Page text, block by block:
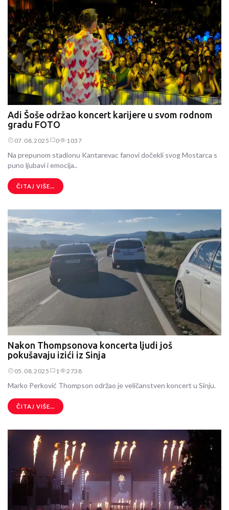
Adi Šoše održao koncert karijere u svom rodnom
gradu FOTO
07.08.2025 0 1037
Na prepunom stadionu Kantarevac fanovi dočekli svog Mostarca s
puno ljubavi i emocija..
ČITAJ VIŠE...
Nakon Thompsonova koncerta ljudi još
pokušavaju izići iz Sinja
05.08.2025 1 2738
Marko Perković Thompson održao je veličanstven koncert u Sinju.
ČITAJ VIŠE...